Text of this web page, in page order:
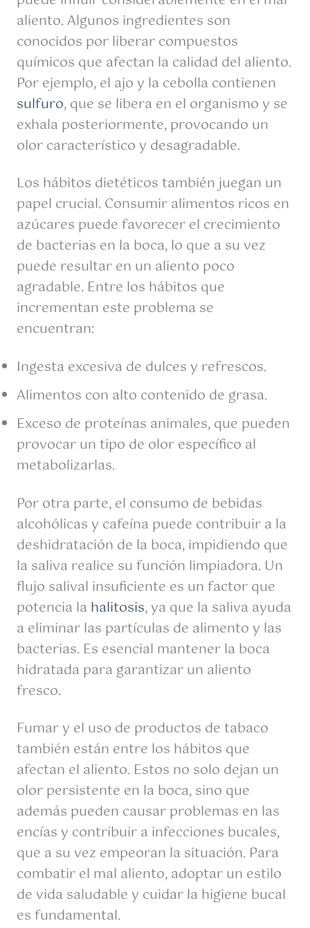
aliento. Algunos ingredientes son
conocidos por liberar compuestos
químicos que afectan la calidad del aliento.
Por ejemplo, el ajo y la cebolla contienen
sulfuro, que se libera en el organismo y se
exhala posteriormente, provocando un
olor característico y desagradable.
Los hábitos dietéticos también juegan un
papel crucial. Consumir alimentos ricos en
azúcares puede favorecer el crecimiento
de bacterias en la boca, lo que a su vez
puede resultar en un aliento poco
agradable. Entre los hábitos que
incrementan este problema se
encuentran:
Ingesta excesiva de dulces y refrescos.
Alimentos con alto contenido de grasa.
Exceso de proteínas animales, que pueden
provocar un tipo de olor específico al
metabolizarlas.
Por otra parte, el consumo de bebidas
alcohólicas y cafeína puede contribuir a la
deshidratación de la boca, impidiendo que
la saliva realice su función limpiadora. Un
flujo salival insuficiente es un factor que
potencia la halitosis, ya que la saliva ayuda
a eliminar las partículas de alimento y las
bacterias. Es esencial mantener la boca
hidratada para garantizar un aliento
fresco.
Fumar y el uso de productos de tabaco
también están entre los hábitos que
afectan el aliento. Estos no solo dejan un
olor persistente en la boca, sino que
además pueden causar problemas en las
encías y contribuir a infecciones bucales,
que a su vez empeoran la situación. Para
combatir el mal aliento, adoptar un estilo
de vida saludable y cuidar la higiene bucal
es fundamental.